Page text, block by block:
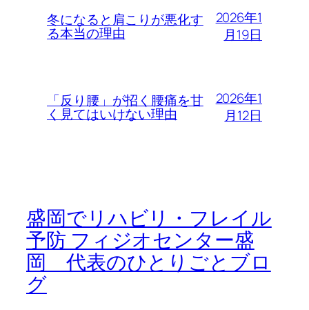
冬になると肩こりが悪化す
る本当の理由
2026年1
月19日
「反り腰」が招く腰痛を甘
く見てはいけない理由
2026年1
月12日
盛岡でリハビリ・フレイル
予防 フィジオセンター盛
岡 代表のひとりごとブロ
グ